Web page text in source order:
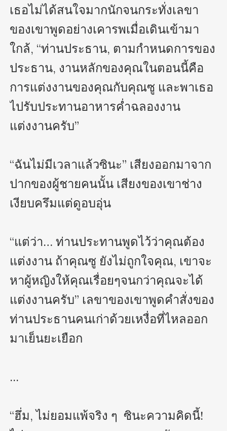
เธอไม่ได้สนใจมากนักจนกระทั่งเลขา
ของเขาพูดอย่างเคารพเมื่อเดินเข้ามา
ใกล้, “ท่านประธาน, ตามกำหนดการของ
ประธาน, งานหลักของคุณในตอนนี้คือ
การแต่งงานของคุณกับคุณซู และพาเธอ
ไปรับประทานอาหารค่ำฉลองงาน
แต่งงานครับ”
“ฉันไม่มีเวลาแล้วซินะ” เสียงออกมาจาก
ปากของผู้ชายคนนั้น เสียงของเขาช่าง
เงียบครึมแต่ดูอบอุ่น
“แต่ว่า… ท่านประทานพูดไว้ว่าคุณต้อง
แต่งงาน ถ้าคุณซู ยังไม่ถูกใจคุณ, เขาจะ
หาผู้หญิงให้คุณเรื่อยๆจนกว่าคุณจะได้
แต่งงานครับ” เลขาของเขาพูดคำสั่งของ
ท่านประธานคนเก่าด้วยเหงื่อที่ไหลออก
มาเย็นยะเยือก
...
“ฮึ่ม, ไม่ยอมแพ้จริง ๆ  ซินะความคิดนี้!